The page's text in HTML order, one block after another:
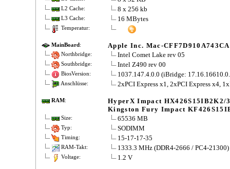
L2 Cache: 8 x 256 kb
L3 Cache: 16 MBytes
Temperatur:
MainBoard: Apple Inc. Mac-
Northbridge: Intel Comet Lake rev 05
Southbridge: Intel Z490 rev 00
BiosVersion: 1037.147.4.0.0 (iBridge:
Anschlüsse: 2xPCI Express x1, 2xPCI Express x4,
RAM:
HyperX Impact HX426S15IB2K2/
Kingston Fury Impact
Size: 65536 MB
Typ: SODIMM
Timing: 15-17-17-35
RAM-Takt: 1333.3 MHz (DDR4-2666 / PC4-21300)
Voltage: 1.2 V